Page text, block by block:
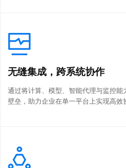
无缝集成，跨系统协作
通过将计算、模型、智能代理与监控
壁垒，助力企业在单一平台上实现高效